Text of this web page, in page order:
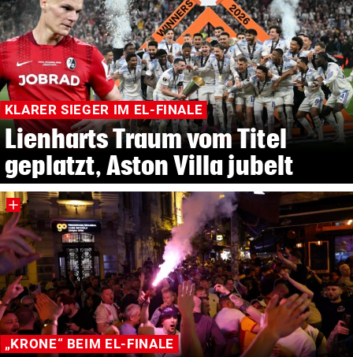
KLARER SIEGER IM EL-FINALE
Lienharts Traum vom Titel
geplatzt, Aston Villa jubelt
„KRONE“ BEIM EL-FINALE